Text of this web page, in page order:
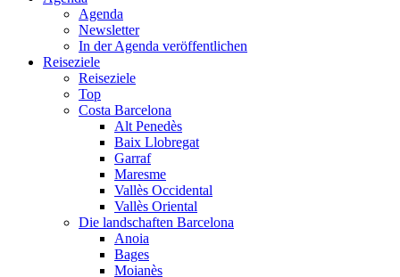
Agenda
Newsletter
In der Agenda veröffentlichen
Reiseziele
Reiseziele
Top
Costa Barcelona
Alt Penedès
Baix Llobregat
Garraf
Maresme
Vallès Occidental
Vallès Oriental
Die landschaften Barcelona
Anoia
Bages
Moianès